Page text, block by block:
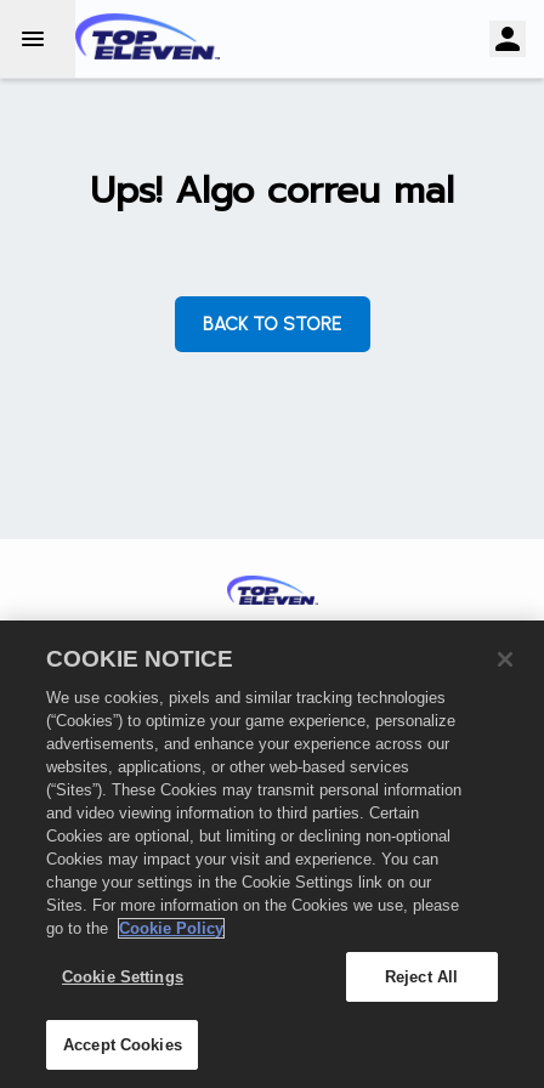
Ups! Algo correu mal
BACK TO STORE
Política de Privacidade
Termos de Serviço
Política de Cookies
Suporte
Não partilhar nem vender as minhas informações pessoais
Definições de Cookies
© 2026Nordeus Limited. "Top Eleven" e o logótipo do Top Eleven são marcas
comerciais da Nordeus Limited. A Nordeus Limited é uma empresa do grupo
Take-Two Interactive Software. Todos os direitos reservados. A loja Top Eleven
é gerida pela Nordeus Limited. Ofertas válidas apenas no jogo Top Eleven:
Manager de Futebol. A disponibilidade das ofertas, os preços e os formatos do
jogo podem variar com a região. Os preços podem variar com o formato, a
plataforma, a região e com base na anterior atividade de compras.
COOKIE NOTICE
We use cookies, pixels and similar tracking technologies
(“Cookies”) to optimize your game experience, personalize
advertisements, and enhance your experience across our
websites, applications, or other web-based services
(“Sites”). These Cookies may transmit personal information
and video viewing information to third parties. Certain
Cookies are optional, but limiting or declining non-optional
Cookies may impact your visit and experience. You can
change your settings in the Cookie Settings link on our
Sites. For more information on the Cookies we use, please
go to the
Cookie Policy
Cookie Settings Reject All
Accept Cookies